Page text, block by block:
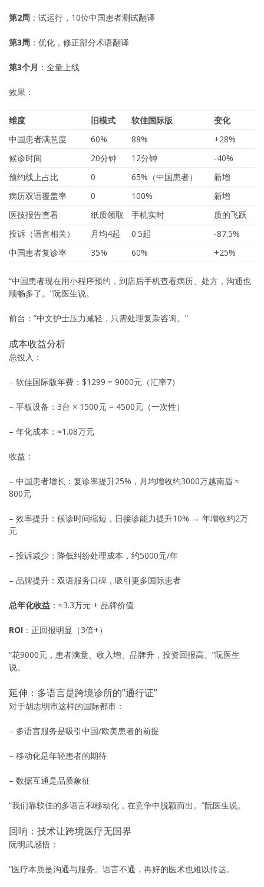
第2周 ：试运行，10位中国患者测试翻译
第3周 ：优化，修正部分术语翻译
第3个月 ：全量上线
效果：
维度 旧模式 软佳国际版
变化
中国患者满意度
60% 88%
+28%
候诊时间
20分钟 12分钟
-40%
预约线上占比
0 65%（中国患者）
新增
病历双语覆盖率
0 100%
新增
医技报告查看
纸质领取 手机实时
质的飞跃
投诉（语言相关）
月均4起 0.5起
-87.5%
中国患者复诊率
35% 60% +25%
“中国患者现在用小程序预约，到店后手机查看病历、处方，沟通也
顺畅多了。”阮医生说。
前台：”中文护士压力减轻，只需处理复杂咨询。”
成本收益分析
总投入：
– 软佳国际版年费：$1299 ≈ 9000元（汇率7）
– 平板设备：3台 × 1500元 = 4500元（一次性）
– 年化成本：≈1.08万元
收益：
– 中国患者增长：复诊率提升25%，月均增收约3000万越南盾 ≈
800元
– 效率提升：候诊时间缩短，日接诊能力提升10% → 年增收约2万
元
– 投诉减少：降低纠纷处理成本，约5000元/年
– 品牌提升：双语服务口碑，吸引更多国际患者
总年化收益 ：≈3.3万元 + 品牌价值
ROI ：正回报明显（3倍+）
“花9000元，患者满意、收入增、品牌升，投资回报高。”阮医生
说。
延伸：多语言是跨境诊所的”通行证”
对于胡志明市这样的国际都市：
– 多语言服务是吸引中国/欧美患者的前提
– 移动化是年轻患者的期待
– 数据互通是品质象征
“我们靠软佳的多语言和移动化，在竞争中脱颖而出。”阮医生说。
回响：技术让跨境医疗无国界
阮明武感悟：
“医疗本质是沟通与服务。语言不通，再好的医术也难以传达。